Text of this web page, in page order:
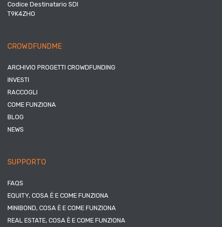
Codice Destinatario SDI
T9K4ZHO
CROWDFUNDME
ARCHIVIO PROGETTI CROWDFUNDING
INVESTI
RACCOGLI
COME FUNZIONA
BLOG
NEWS
SUPPORTO
FAQS
EQUITY, COSA È E COME FUNZIONA
MINIBOND, COSA È E COME FUNZIONA
REAL ESTATE, COSA È E COME FUNZIONA